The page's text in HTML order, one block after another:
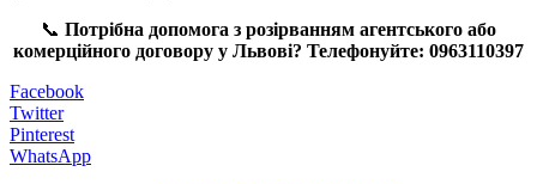
📞 Потрібна допомога з розірванням агентського або
комерційного договору у Львові? Телефонуйте: 0963110397
Facebook
Twitter
Pinterest
WhatsApp